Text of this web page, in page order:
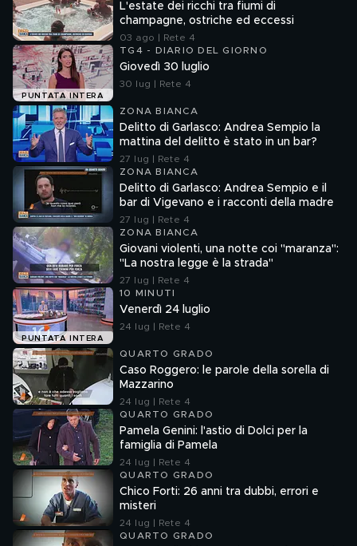
L'estate dei ricchi tra fiumi di
champagne, ostriche ed eccessi
03 ago | Rete 4
PUNTATA INTERA
TG4 - DIARIO DEL GIORNO
Giovedì 30 luglio
30 lug | Rete 4
ZONA BIANCA
Delitto di Garlasco: Andrea Sempio la
mattina del delitto è stato in un bar?
27 lug | Rete 4
ZONA BIANCA
Delitto di Garlasco: Andrea Sempio e il
bar di Vigevano e i racconti della madre
27 lug | Rete 4
ZONA BIANCA
Giovani violenti, una notte coi "maranza":
"La nostra legge è la strada"
27 lug | Rete 4
PUNTATA INTERA
10 MINUTI
Venerdì 24 luglio
24 lug | Rete 4
QUARTO GRADO
Caso Roggero: le parole della sorella di
Mazzarino
24 lug | Rete 4
QUARTO GRADO
Pamela Genini: l'astio di Dolci per la
famiglia di Pamela
24 lug | Rete 4
QUARTO GRADO
Chico Forti: 26 anni tra dubbi, errori e
misteri
24 lug | Rete 4
QUARTO GRADO